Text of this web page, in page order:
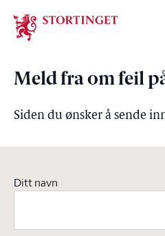
Stortinget.no
Meld fra om feil
Siden du ønsker å sende
Ditt navn